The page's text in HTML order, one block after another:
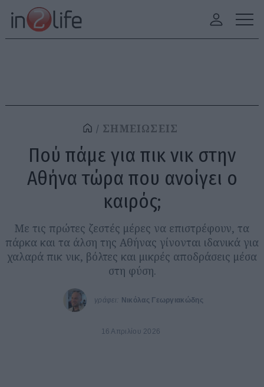
ΣΗΜΕΙΩΣΕΙΣ
Πού πάμε για πικ νικ στην
Αθήνα τώρα που ανοίγει ο
καιρός;
Με τις πρώτες ζεστές μέρες να επιστρέφουν, τα
πάρκα και τα άλση της Αθήνας γίνονται ιδανικά για
χαλαρά πικ νικ, βόλτες και μικρές αποδράσεις μέσα
στη φύση.
γράφει: Νικόλας Γεωργιακώδης
16 Απριλίου 2026